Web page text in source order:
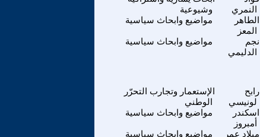
وشيوعية
النمري
مواضيع وابحاث سياسية
الطاهر
المعز
مواضيع وابحاث سياسية
نجم
الدليمي
الإستعمار وتجارب التحرّر
الوطني
رابح
لونيسي
مواضيع وابحاث سياسية
اسكندر
أمبروز
مواضيع وابحاث سياسية
ميلاد عمر